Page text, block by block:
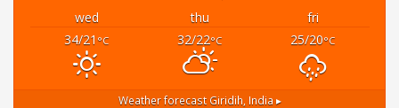
wed thu
fri
34/21 °C 32/22°C 25/20°C
Weather forecast Giridih, India ▸